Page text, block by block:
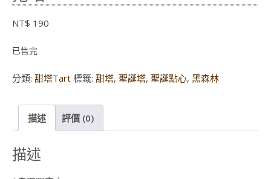
NT$ 190
已售完
分類: 甜塔Tart 標籤: 甜塔, 聖誕塔, 聖誕點心, 黑森林
描述 評價 (0)
描述